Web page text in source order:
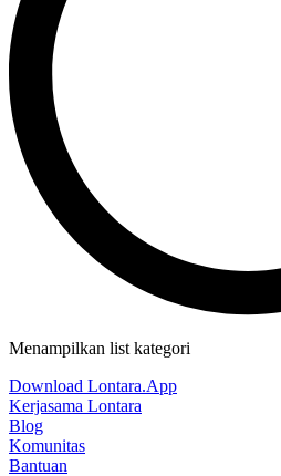
Menampilkan list kategori
Download Lontara.App
Kerjasama Lontara
Blog
Komunitas
Bantuan